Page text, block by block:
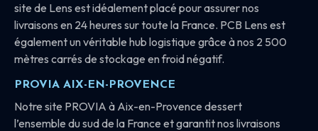
site de Lens est idéalement placé pour assurer nos
livraisons en 24 heures sur toute la France. PCB Lens est
également un véritable hub logistique grâce à nos 2 500
mètres carrés de stockage en froid négatif.
PROVIA AIX-EN-PROVENCE
Notre site PROVIA à Aix-en-Provence dessert
l’ensemble du sud de la France et garantit nos livraisons